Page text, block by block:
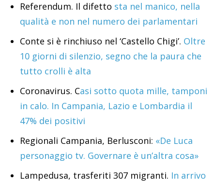
Referendum. Il difetto sta nel manico, nella
qualità e non nel numero dei parlamentari
Conte si è rinchiuso nel ‘Castello Chigi’. Oltre
10 giorni di silenzio, segno che la paura che
tutto crolli è alta
Coronavirus. Casi sotto quota mille, tamponi
in calo. In Campania, Lazio e Lombardia il
47% dei positivi
Regionali Campania, Berlusconi: «De Luca
personaggio tv. Governare è un’altra cosa»
Lampedusa, trasferiti 307 migranti. In arrivo